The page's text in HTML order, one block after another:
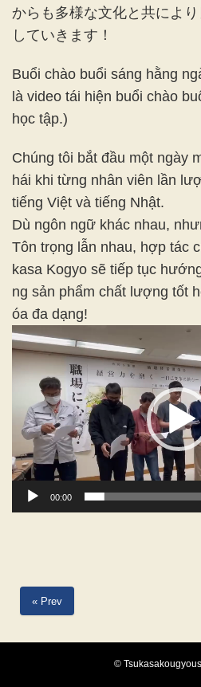
からも多様な文化と共によ
していきます！
Buổi chào buổi sáng hằng
là video tái hiện buổi chào
học tập.)
Chúng tôi bắt đầu một ngày
hái khi từng nhân viên lần
tiếng Việt và tiếng Nhật.
Dù ngôn ngữ khác nhau,
Tôn trọng lẫn nhau, hợp tác
kasa Kogyo sẽ tiếp tục
ng sản phẩm chất lượng tốt
óa đa dạng!
動
プ
レ
ー
ヤ
ー
00:00
« Prev
©